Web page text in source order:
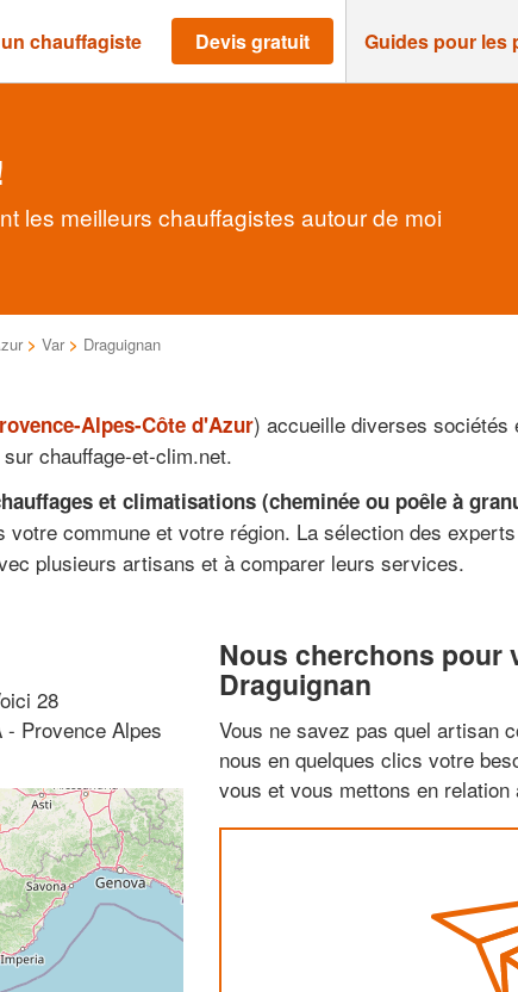
chauffagiste Devis gratuit Guides pour les
les meilleurs chauffagistes autour de moi
> Var > Draguignan
Alpes-Côte d'Azur) accueille diverses sociétés
chauffage-et-clim.net.
et climatisations (cheminée ou poêle à
votre commune et votre région. La sélection des
plusieurs artisans et à comparer leurs services.
28
- Provence Alpes
Nous cherchons pour
Draguignan
Vous ne savez pas quel artisan
nous en quelques clics votre
vous et vous mettons en relation